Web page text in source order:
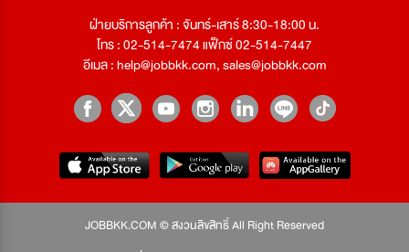
ฝ่ายบริการลูกค้า : จันทร์-เสาร์ 8:30-18:00 น.
โทร : 02-514-7474 แฟ็กซ์ 02-514-7447
อีเมล :help@jobbkk.com,sales@jobbkk.com
JOBBKK.COM © สงวนลิขสิทธิ์ All Right Reserved